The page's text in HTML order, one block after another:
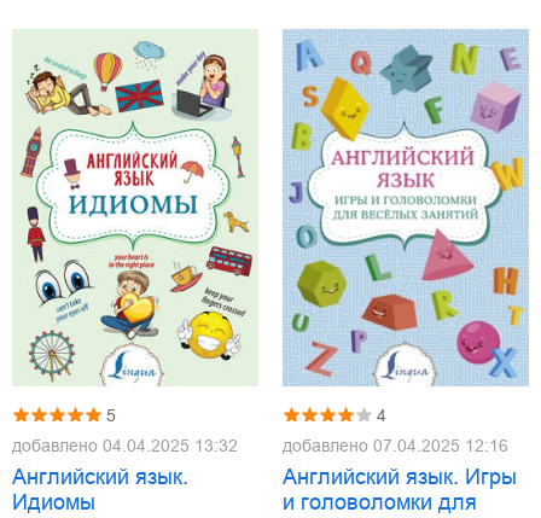
5
добавлено 04.04.2025 13:32
Английский язык.
Идиомы
4
добавлено 07.04.2025 12:16
Английский язык. Игры
и головоломки для